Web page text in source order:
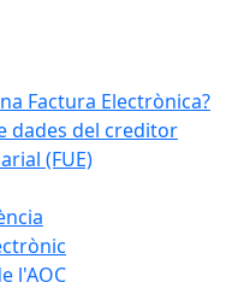
Factura Electrònica?
dades del creditor
(FUE)
l'AOC